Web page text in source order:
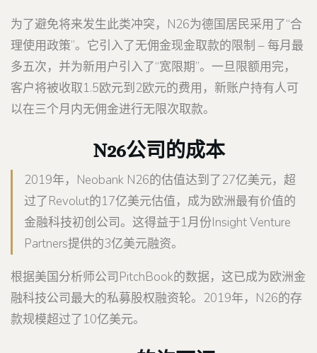
为了避免将来发生此类冲突，N26为德国居民采用了“合
理使用政策”。它引入了无佣金现金取款的限制 – 每月最
多五次，并为新用户引入了“宽限期”。一旦限额用完，
客户将被收取1.5欧元到2欧元的费用，新账户持有人可
以在三个月内无佣金进行无限次取款。
N26公司的成本
2019年，Neobank N26的估值达到了27亿美元，超
过了Revolut的17亿美元估值，成为欧洲最有价值的
金融科技初创公司。这得益于1月份Insight Venture
Partners提供的3亿美元融资。
根据美国分析师公司PitchBook的数据，这已成为欧洲金
融科技公司最大的私募股权融资轮。2019年，N26的存
款规模超过了10亿美元。